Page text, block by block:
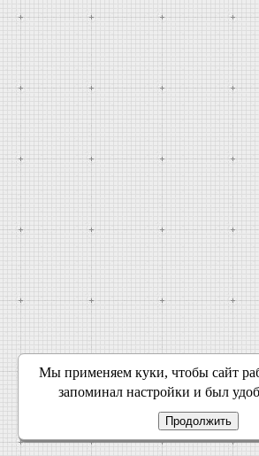
Мы применяем куки, чтобы сайт
запоминал настройки и был
Продолжить